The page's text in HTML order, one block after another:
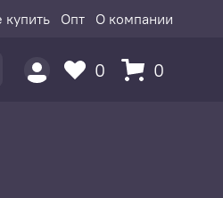
купить Опт О компании
0 0